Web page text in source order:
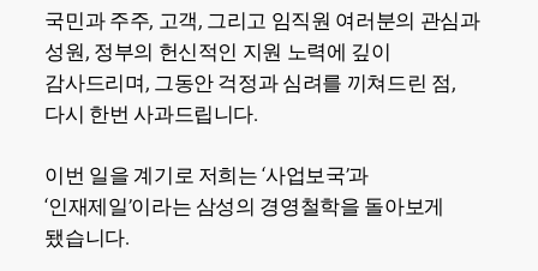
국민과 주주, 고객, 그리고 임직원 여러분의 관심과
성원, 정부의 헌신적인 지원 노력에 깊이
감사드리며, 그동안 걱정과 심려를 끼쳐드린 점,
다시 한번 사과드립니다.
이번 일을 계기로 저희는 ‘사업보국’과
‘인재제일’이라는 삼성의 경영철학을 돌아보게
됐습니다.